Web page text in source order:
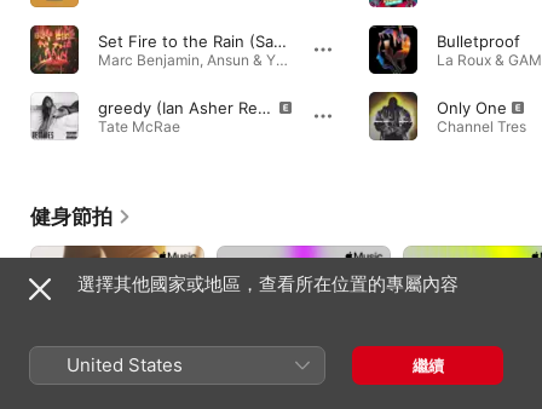
Set Fire to the Rain (Sam Harris Remix)
Marc Benjamin, Ansun & YYVON
greedy (Ian Asher Remix)
Tate McRae
Bulletproof
Only One
Channel Tres
健身節拍
選擇其他國家或地區，查看所在位置的專屬內容
United States 繼續